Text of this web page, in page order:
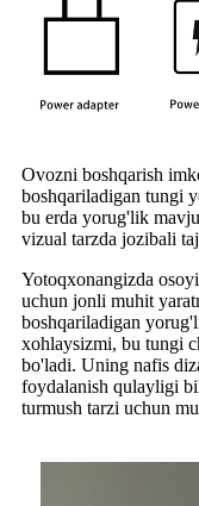
Ovozni boshqarish
boshqariladigan tungi
bu erda yorug'lik
vizual tarzda jozibali
Yotoqxonangizda
uchun jonli muhit
boshqariladigan
xohlaysizmi, bu tungi
bo'ladi. Uning nafis
foydalanish qulayligi
turmush tarzi uchun